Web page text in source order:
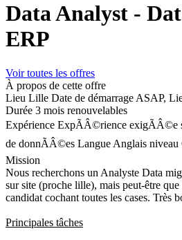
Data Analyst -
ERP
Voir toutes les offres
À propos de cette offre
Lieu Lille Date de démarrage ASAP,
Durée 3 mois renouvelables
Expérience ExpÃÂ©rience exigÃÂ©e
de donnÃÂ©es Langue Anglais
Mission
Nous recherchons un Analyste Data
sur site (proche lille), mais peut-être
candidat cochant toutes les cases. Très
Principales tâches